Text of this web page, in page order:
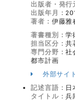
出版者・発行
出版年月：
著者： 伊藤
著書種別：学
担当区分：共
専門分野：社
都市計画
外部サイ
記述言語： 日
タイトル：兵